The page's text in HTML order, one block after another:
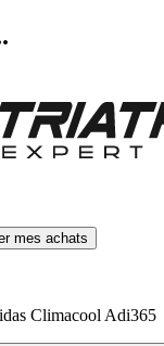
mes achats
Climacool Adi365